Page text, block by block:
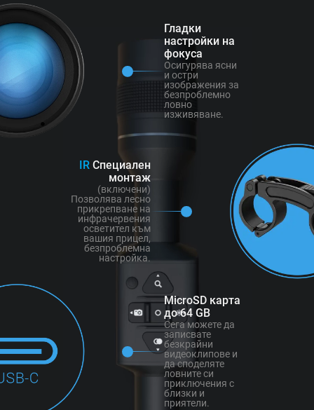
Гладки
настройки на
фокуса
Осигурява ясни
и остри
изображения за
безпроблемно
ловно
изживяване.
IRСпециален
монтаж
(включени)
Позволява лесно
прикрепване на
инфрачервения
осветител към
вашия прицел,
безпроблемна
настройка.
MicroSD карта
до 64 GB
Сега можете да
записвате
безкрайни
видеоклипове и
да споделяте
ловните си
приключения с
близки и
приятели.